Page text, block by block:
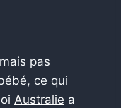
pas
ce qui
Australie a